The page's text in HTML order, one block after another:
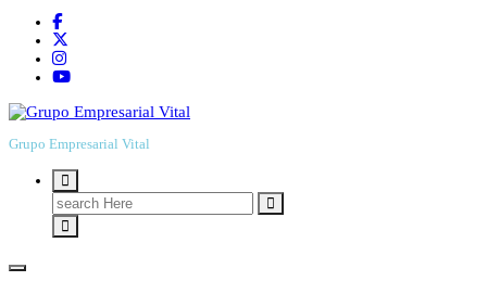
Grupo Empresarial Vital
Search
for: